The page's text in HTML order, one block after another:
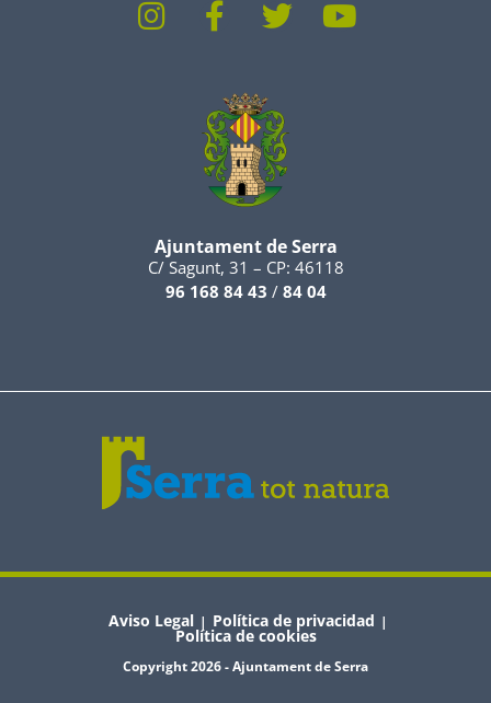
Ajuntament de Serra
C/ Sagunt, 31 – CP: 46118
96 168 84 43 / 84 04
Copyright 2026 - Ajuntament de Serra
Aviso Legal | Política de privacidad |
Política de cookies